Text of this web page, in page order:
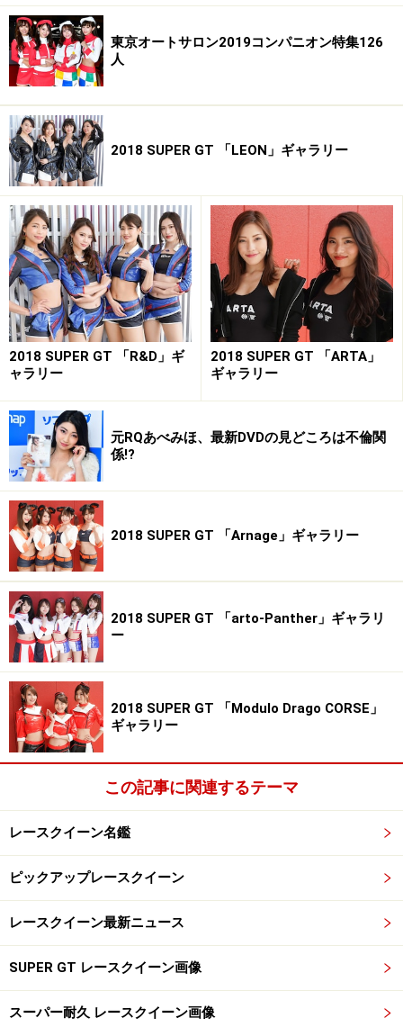
東京オートサロン2019コンパニオン特集126
人
2018 SUPER GT 「LEON」ギャラリー
2018 SUPER GT 「R&D」ギ
ャラリー
2018 SUPER GT 「ARTA」
ギャラリー
元RQあべみほ、最新DVDの見どころは不倫関
係!?
2018 SUPER GT 「Arnage」ギャラリー
2018 SUPER GT 「arto-Panther」ギャラリ
ー
2018 SUPER GT 「Modulo Drago CORSE」
ギャラリー
この記事に関連するテーマ
レースクイーン名鑑
ピックアップレースクイーン
レースクイーン最新ニュース
SUPER GT レースクイーン画像
スーパー耐久 レースクイーン画像